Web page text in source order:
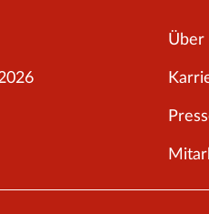
Über